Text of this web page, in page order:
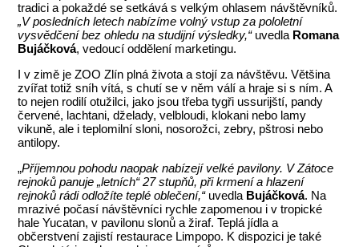
tradici a pokaždé se setkává s velkým ohlasem návštěvníků.
„V posledních letech nabízíme volný vstup za pololetní
vysvědčení bez ohledu na studijní výsledky,“uvedla Romana
Bujáčková, vedoucí oddělení marketingu.
I v zimě je ZOO Zlín plná života a stojí za návštěvu. Většina
zvířat totiž sníh vítá, s chutí se v něm válí a hraje si s ním. A
to nejen rodilí otužilci, jako jsou třeba tygři ussurijští, pandy
červené, lachtani, dželady, velbloudi, klokani nebo lamy
vikuně, ale i teplomilní sloni, nosorožci, zebry, pštrosi nebo
antilopy.
„Příjemnou pohodu naopak nabízejí velké pavilony. V Zátoce
rejnoků panuje „letních“ 27 stupňů, při krmení a hlazení
rejnoků rádi odložíte teplé oblečení,“uvedla Bujáčková. Na
mrazivé počasí návštěvníci rychle zapomenou i v tropické
hale Yucatan, v pavilonu slonů a žiraf. Teplá jídla a
občerstvení zajistí restaurace Limpopo. K dispozici je také